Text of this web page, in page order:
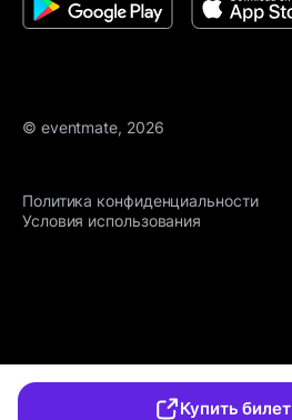
© eventmate, 2026
Политика конфиденциальности
Условия использования
Купить билет